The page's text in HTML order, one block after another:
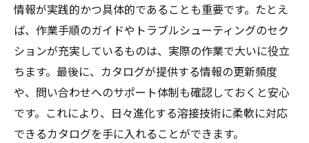
カタログ情報に基づく作業改善の実例
カタログを活用した業務効率化の成功例
カタログを使用した教育プログラムの実施
例
溶接業界で必要なカタログ選定のコツ
業界に精通したカタログ選定の方法
情報が実践的かつ具体的であることも重要です。たとえ
ば、作業手順のガイドやトラブルシューティングのセク
ションが充実しているものは、実際の作業で大いに役立
ちます。最後に、カタログが提供する情報の更新頻度
や、問い合わせへのサポート体制も確認しておくと安心
です。これにより、日々進化する溶接技術に柔軟に対応
できるカタログを手に入れることができます。